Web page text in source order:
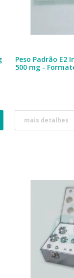
Peso Padrão E2
500 mg -
mais detalhes